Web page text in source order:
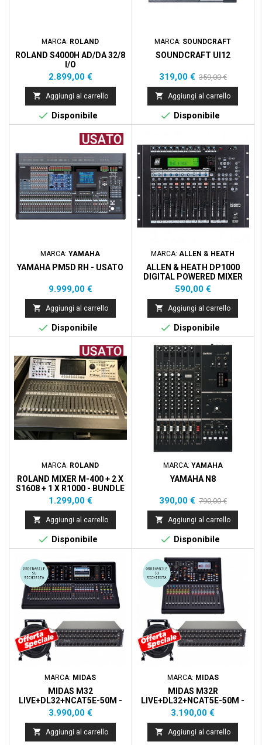
MARCA: ROLAND
ROLAND S4000H AD/DA 32/8
I/O
Prezzo
2.899,00 €
 Aggiungi al carrello
 Disponibile
MARCA: SOUNDCRAFT
SOUNDCRAFT UI12
Prezzo
319,00 € Prezzo
base
359,00 €
 Aggiungi al carrello
 Disponibile
MARCA:YAMAHA
YAMAHA PM5D RH - USATO
Prezzo
9.999,00 €
 Aggiungi al carrello
 Disponibile
MARCA: ALLEN & HEATH
ALLEN & HEATH DP1000
DIGITAL POWERED MIXER
Prezzo
590,00 €
 Aggiungi al carrello
 Disponibile
MARCA: ROLAND
ROLAND MIXER M-400 + 2 X
S1608 + 1 X R1000 - BUNDLE
Prezzo
1.299,00 €
 Aggiungi al carrello
 Disponibile
- 400,00 €
Prezzo scontato
MARCA: YAMAHA
YAMAHA N8
Prezzo
390,00 € Prezzo
base
790,00 €
 Aggiungi al carrello
 Disponibile
MARCA: MIDAS
MIDAS M32
LIVE+DL32+NCAT5E-50M -
BUNDLE
Prezzo
3.990,00 €
 Aggiungi al carrello
MARCA: MIDAS
MIDAS M32R
LIVE+DL32+NCAT5E-50M -
BUNDLE
Prezzo
3.190,00 €
 Aggiungi al carrello